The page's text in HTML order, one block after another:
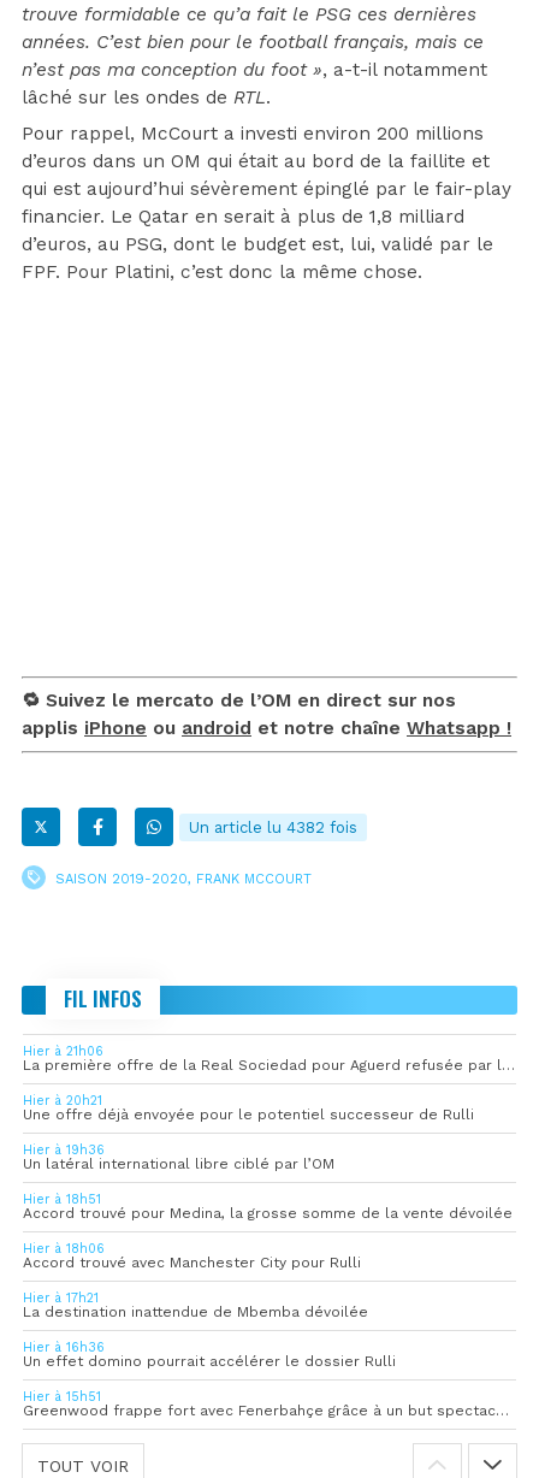
trouve formidable ce qu’a fait le PSG ces dernières
années. C’est bien pour le football français, mais ce
n’est pas ma conception du foot », a-t-il notamment
lâché sur les ondes de RTL.
Pour rappel, McCourt a investi environ 200 millions
d’euros dans un OM qui était au bord de la faillite et
qui est aujourd’hui sévèrement épinglé par le fair-play
financier. Le Qatar en serait à plus de 1,8 milliard
d’euros, au PSG, dont le budget est, lui, validé par le
FPF. Pour Platini, c’est donc la même chose.
🔁 Suivez le mercato de l’OM en direct sur nos
applis iPhone ou android et notre chaîne Whatsapp !
Un article lu 4382 fois
SAISON 2019-2020, FRANK MCCOURT
FIL INFOS
Hier à 21h06
La première offre de la Real Sociedad pour Aguerd refusée par l’OM
Hier à 20h21
Une offre déjà envoyée pour le potentiel successeur de Rulli
Hier à 19h36
Un latéral international libre ciblé par l’OM
Hier à 18h51
Accord trouvé pour Medina, la grosse somme de la vente dévoilée
Hier à 18h06
Accord trouvé avec Manchester City pour Rulli
Hier à 17h21
La destination inattendue de Mbemba dévoilée
Hier à 16h36
Un effet domino pourrait accélérer le dossier Rulli
Hier à 15h51
Greenwood frappe fort avec Fenerbahçe grâce à un but spectaculaire
TOUT VOIR